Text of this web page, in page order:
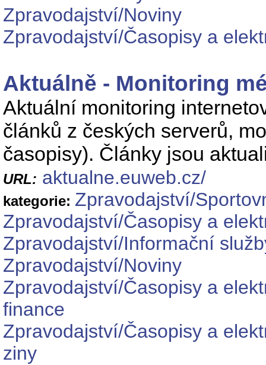
Zpravodajství/Noviny
Zpravodajství/Časopisy a
Aktuálně - Monitoring
Aktuální monitoring
článků z českých serverů,
časopisy). Články jsou
URL: aktualne.euweb.cz/
kategorie: Zpravodajství/
Zpravodajství/Časopisy a
Zpravodajství/Informační
Zpravodajství/Noviny
Zpravodajství/Časopisy a
finance
Zpravodajství/Časopisy a
ziny